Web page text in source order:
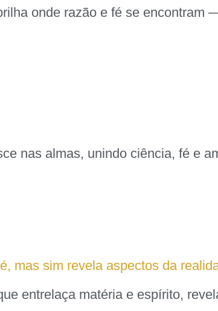
onde razão e fé se
nas almas, unindo ciência, fé e
mas sim revela aspectos da
entrelaça matéria e espírito,